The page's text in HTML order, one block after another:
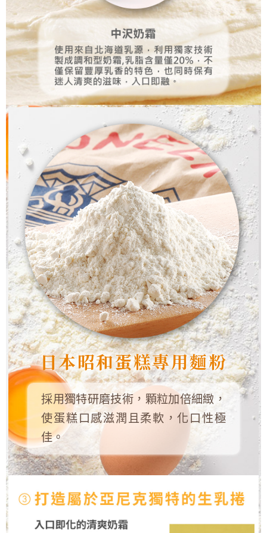
日本昭和蛋糕專用麵粉
採用獨特研磨技術，顆粒加倍細緻，
使蛋糕口感滋潤且柔軟，化口性極
佳。